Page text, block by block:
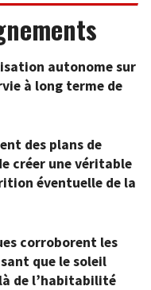
autonome sur
à long terme de
des plans de
créer une véritable
éventuelle de la
corroborent les
que le soleil
de l’habitabilité